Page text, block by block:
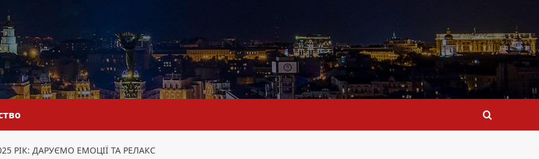
РІК: ДАРУЄМО ЕМОЦІЇ ТА РЕЛАКС